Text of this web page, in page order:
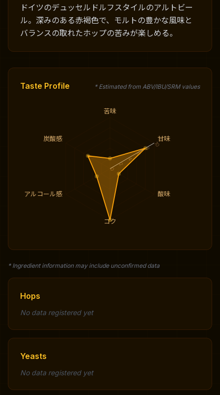
ドイツのデュッセルドルフスタイルのアルトビー
ル。深みのある赤褐色で、モルトの豊かな風味と
バランスの取れたホップの苦みが楽しめる。
Taste Profile * Estimated from ABV/IBU/SRM values
苦味
甘味
酸味
コク
アルコール感
炭酸感
0
2
4
6
8
10
* Ingredient information may include unconfirmed data
Hops
No data registered yet
Yeasts
No data registered yet